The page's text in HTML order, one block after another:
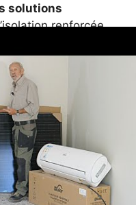
solutions
renforcée,
la charge
technologiques
de
et intégrés aux
réelle économie
des émissions de